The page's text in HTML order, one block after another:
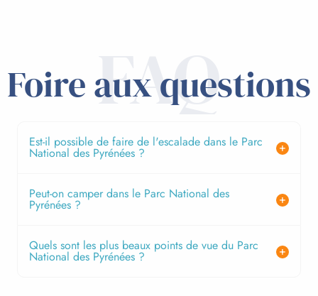
FAQ
Foire aux questions
Est-il possible de faire de l'escalade dans le Parc
National des Pyrénées ?
Peut-on camper dans le Parc National des
Pyrénées ?
Quels sont les plus beaux points de vue du Parc
National des Pyrénées ?